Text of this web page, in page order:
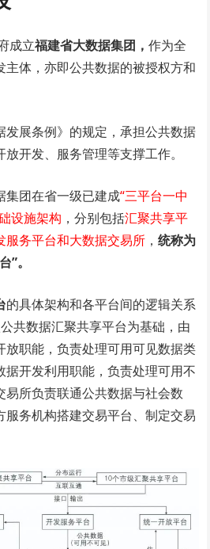
成立福建省大数据集团，作为全
主体，亦即公共数据的被授权方和
发展条例》的规定，承担公共数据
开发、服务管理等支撑工作。
集团在省一级已建成“三平台一中
设施架构 ，分别包括汇聚共享平
服务平台和大数据交易所 ，统称为
”。
的具体架构和各平台间的逻辑关系
共数据汇聚共享平台为基础，由
放职能，负责处理可用可见数据类
据开发利用职能，负责处理可用不
易所负责联通公共数据与社会数
服务机构搭建交易平台、制定交易